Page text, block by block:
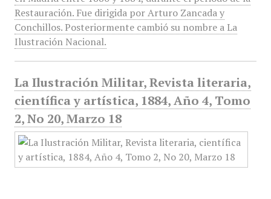
Restauración. Fue dirigida por Arturo Zancada y
Conchillos. Posteriormente cambió su nombre a La
Ilustración Nacional.
La Ilustración Militar, Revista literaria,
científica y artística, 1884, Año 4, Tomo
2, No 20, Marzo 18